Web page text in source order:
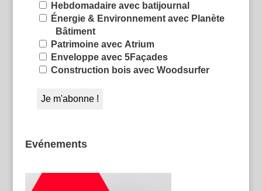
Hebdomadaire avec batijournal
Énergie & Environnement avec Planète
Bâtiment
Patrimoine avec Atrium
Enveloppe avec 5Façades
Construction bois avec Woodsurfer
Evénements